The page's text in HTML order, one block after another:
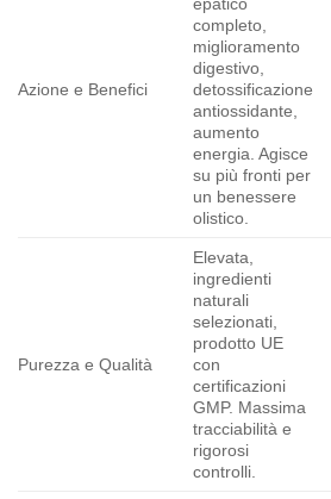
Azione e Benefici
completo,
miglioramento
digestivo,
detossificazione
antiossidante,
aumento
energia. Agisce
su più fronti per
un benessere
olistico.
Purezza e Qualità
Elevata,
ingredienti
naturali
selezionati,
prodotto UE
con
certificazioni
GMP. Massima
tracciabilità e
rigorosi
controlli.